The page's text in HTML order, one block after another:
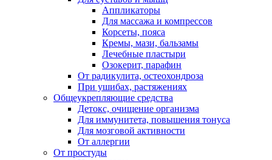
Аппликаторы
Для массажа и компрессов
Корсеты, пояса
Кремы, мази, бальзамы
Лечебные пластыри
Озокерит, парафин
От радикулита, остеохондроза
При ушибах, растяжениях
Общеукрепляющие средства
Детокс, очищение организма
Для иммунитета, повышения тонуса
Для мозговой активности
От аллергии
От простуды